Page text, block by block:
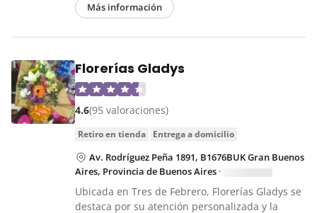
Más información
Florerías Gladys
4.6(95 valoraciones)
retiro en tienda entrega a domicilio
Av. Rodríguez Peña 1891, B1676BUK Gran Buenos
Aires, Provincia de Buenos Aires ·
Ubicada en Tres de Febrero, Florerías Gladys se
destaca por su atención personalizada y la